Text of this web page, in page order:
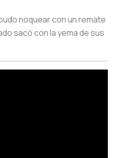
noquear con un remate
sacó con la yema de sus